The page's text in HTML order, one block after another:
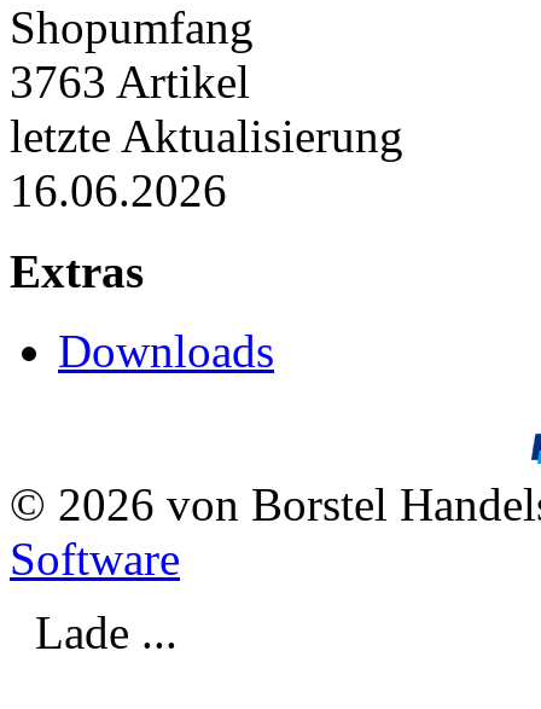
Shopumfang
3763 Artikel
letzte Aktualisierung
16.06.2026
Extras
Downloads
© 2026 von Borstel
Software
Lade ...